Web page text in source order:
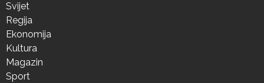
Svijet
Regija
Ekonomija
Kultura
Magazin
Sport